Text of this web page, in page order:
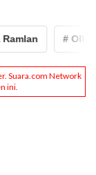
# Olla